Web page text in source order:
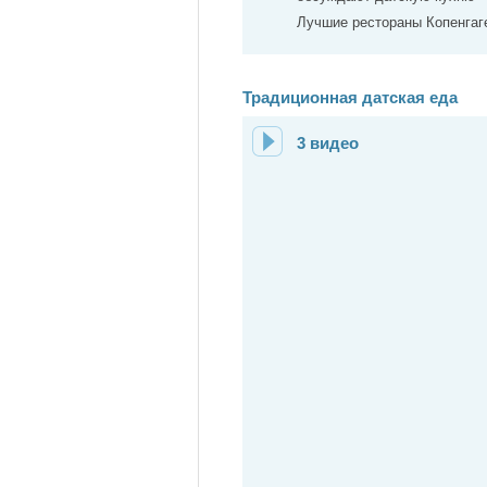
Лучшие рестораны
Традиционная датская еда
3 видео